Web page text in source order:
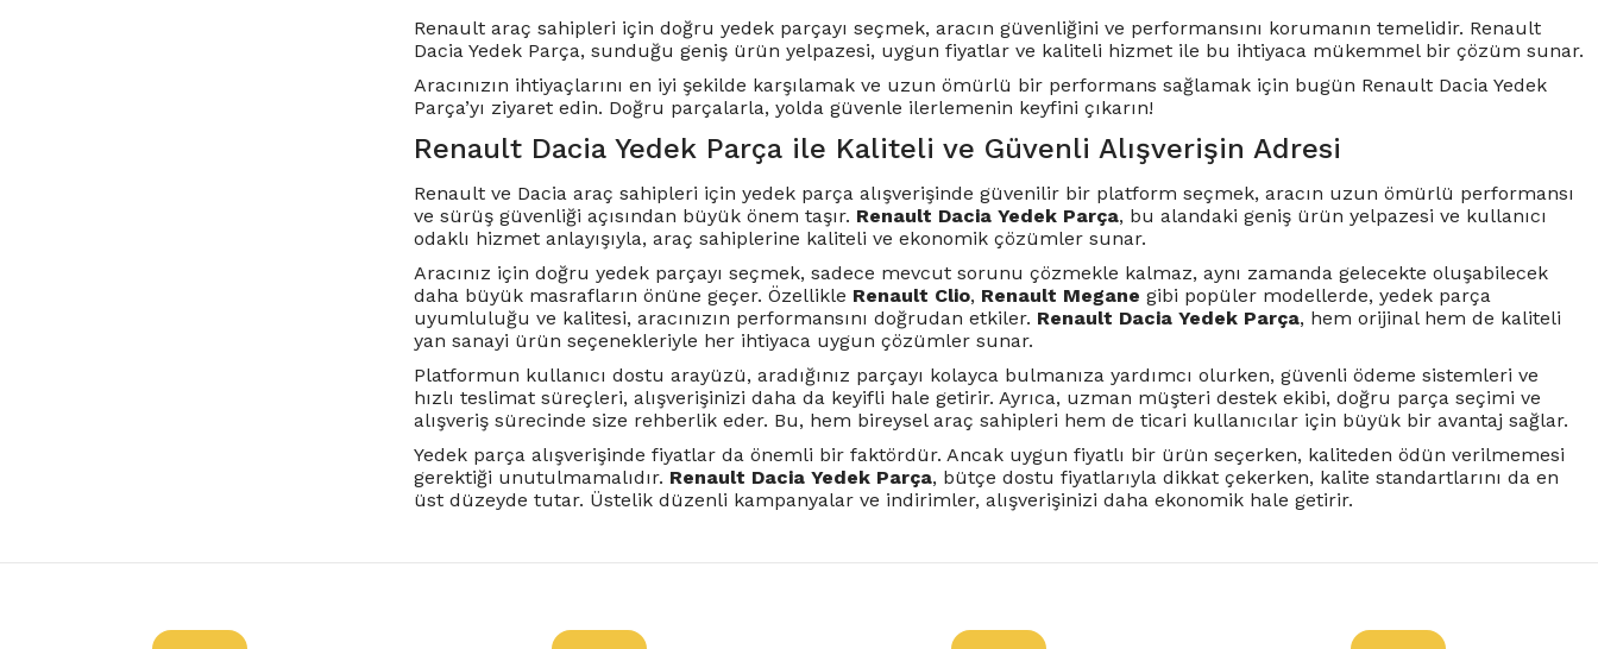
Renault araç sahipleri için doğru yedek parçayı seçmek, aracın güvenliğini ve performansını korumanın temelidir. Renault
Dacia Yedek Parça, sunduğu geniş ürün yelpazesi, uygun fiyatlar ve kaliteli hizmet ile bu ihtiyaca mükemmel bir çözüm sunar.
Aracınızın ihtiyaçlarını en iyi şekilde karşılamak ve uzun ömürlü bir performans sağlamak için bugün Renault Dacia Yedek
Parça’yı ziyaret edin. Doğru parçalarla, yolda güvenle ilerlemenin keyfini çıkarın!
Renault Dacia Yedek Parça ile Kaliteli ve Güvenli Alışverişin Adresi
Renault ve Dacia araç sahipleri için yedek parça alışverişinde güvenilir bir platform seçmek, aracın uzun ömürlü performansı
ve sürüş güvenliği açısından büyük önem taşır. Renault Dacia Yedek Parça, bu alandaki geniş ürün yelpazesi ve kullanıcı
odaklı hizmet anlayışıyla, araç sahiplerine kaliteli ve ekonomik çözümler sunar.
Aracınız için doğru yedek parçayı seçmek, sadece mevcut sorunu çözmekle kalmaz, aynı zamanda gelecekte oluşabilecek
daha büyük masrafların önüne geçer. Özellikle Renault Clio, Renault Megane gibi popüler modellerde, yedek parça
uyumluluğu ve kalitesi, aracınızın performansını doğrudan etkiler. Renault Dacia Yedek Parça, hem orijinal hem de kaliteli
yan sanayi ürün seçenekleriyle her ihtiyaca uygun çözümler sunar.
Platformun kullanıcı dostu arayüzü, aradığınız parçayı kolayca bulmanıza yardımcı olurken, güvenli ödeme sistemleri ve
hızlı teslimat süreçleri, alışverişinizi daha da keyifli hale getirir. Ayrıca, uzman müşteri destek ekibi, doğru parça seçimi ve
alışveriş sürecinde size rehberlik eder. Bu, hem bireysel araç sahipleri hem de ticari kullanıcılar için büyük bir avantaj sağlar.
Yedek parça alışverişinde fiyatlar da önemli bir faktördür. Ancak uygun fiyatlı bir ürün seçerken, kaliteden ödün verilmemesi
gerektiği unutulmamalıdır. Renault Dacia Yedek Parça, bütçe dostu fiyatlarıyla dikkat çekerken, kalite standartlarını da en
üst düzeyde tutar. Üstelik düzenli kampanyalar ve indirimler, alışverişinizi daha ekonomik hale getirir.